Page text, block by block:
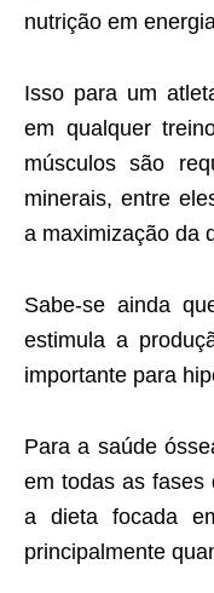
nutrição em
Isso para um
em qualquer
músculos são
minerais, entre
a maximização da
Sabe-se ainda
estimula a
importante para
Para a saúde
em todas as fases
a dieta focada
principalmente